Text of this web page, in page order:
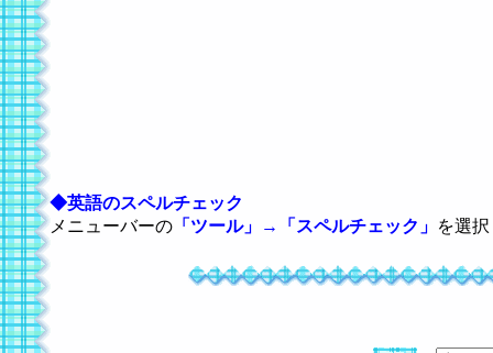
◆英語のスペルチェック
メニューバーの 「ツール」→「スペルチェック」 を選